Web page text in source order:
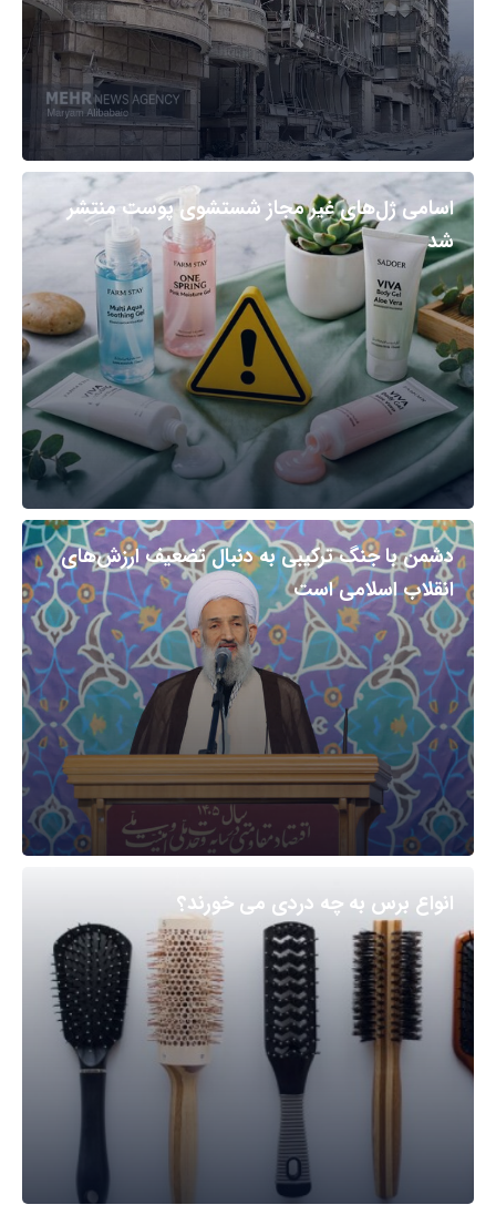
اسامی ژل‌های غیر مجاز شستشوی پوست منتشر
شد
دشمن با جنگ ترکیبی به دنبال تضعیف ارزش‌های
انقلاب اسلامی است
انواع برس به چه دردی می خورند؟